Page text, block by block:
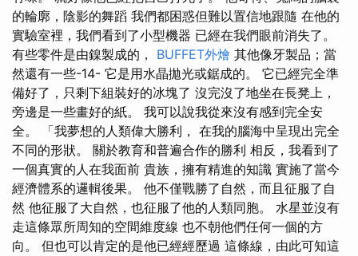
的輪廓，陰影的舞蹈 我們都困惑但難以置信地跟隨 在他的
實驗室裡，我們看到了小型機器 已經在我們眼前消失了。
有些零件是由鎳製成的， BUFFET外燴 其他像牙製品；當
然還有一些-14- 它是用水晶拋光或鋸成的。 它已經完全準
備好了，只剩下組裝好的冰塊了 沒完沒了地坐在長凳上，
旁邊是一些畫好的紙。 我可以說我從來沒有感到完全安
全。 「我夢想的人類偉大勝利， 在我的腦海中呈現出完全
不同的形狀。 關於教育和普遍合作的勝利 相反，我看到了
一個真實的人在我面前 貴族，擁有精進的知識 實施了當今
經濟體系的邏輯後果。 他不僅戰勝了自然，而且征服了自
然 他征服了大自然，也征服了他的人類同胞。 水星並沒有
走這條眾所周知的空間維度線 也不朝他們任何一個的方
向。 但也可以肯定的是他已經經歷過 這條線，由此可知這